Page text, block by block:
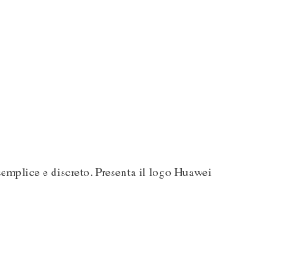
e discreto. Presenta il logo Huawei